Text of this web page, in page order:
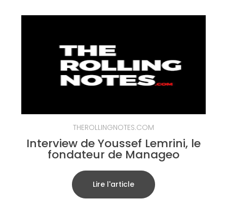
THEROLLINGNOTES.COM
Interview de Youssef Lemrini, le
fondateur de Manageo
Lire l'article